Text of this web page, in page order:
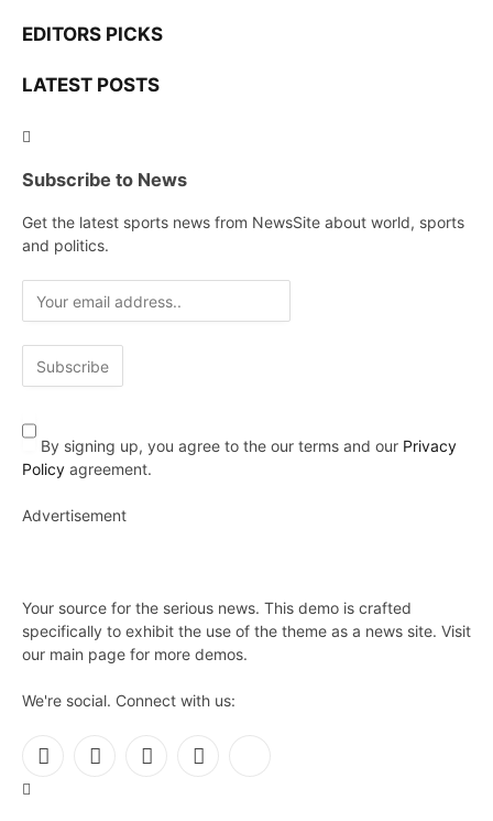
EDITORS PICKS
LATEST POSTS
Subscribe to News
Get the latest sports news from NewsSite about world, sports
and politics.
By signing up, you agree to the our terms and our Privacy
Policy agreement.
Advertisement
Your source for the serious news. This demo is crafted
specifically to exhibit the use of the theme as a news site. Visit
our main page for more demos.
We're social. Connect with us:
Facebook
X
InstagramPinterest